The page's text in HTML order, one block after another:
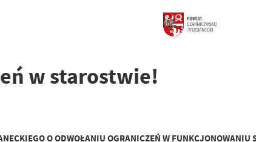
w starostwie!
O ODWOŁANIU OGRANICZEŃ W FUNKCJONOWANIU